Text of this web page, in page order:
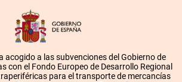
acogido a las subvenciones del Gobierno de
con el Fondo Europeo de Desarrollo Regional
para el transporte de mercancías